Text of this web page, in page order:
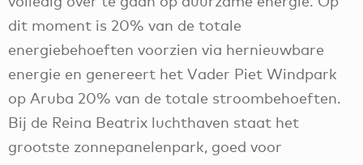
dit moment is 20% van de totale
energiebehoeften voorzien via hernieuwbare
energie en genereert het Vader Piet Windpark
op Aruba 20% van de totale stroombehoeften.
Bij de Reina Beatrix luchthaven staat het
grootste zonnepanelenpark, goed voor